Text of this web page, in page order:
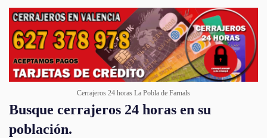
Cerrajeros 24 horas La Pobla de Farnals
Busque cerrajeros 24 horas en su
población.